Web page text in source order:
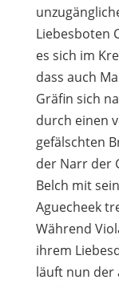
Liebesboten
es sich im
dass auch
Gräfin sich
durch einen
gefälschten
der Narr der
Belch mit
Aguecheek
Während
ihrem
läuft nun der